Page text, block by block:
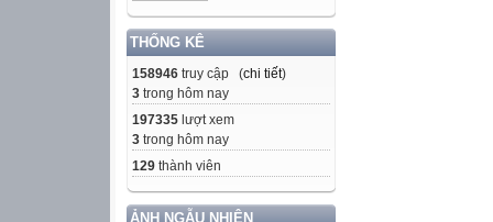
THỐNG KÊ
158946 truy cập (chi tiết)
3 trong hôm nay
197335 lượt xem
3 trong hôm nay
129 thành viên
ẢNH NGẪU NHIÊN